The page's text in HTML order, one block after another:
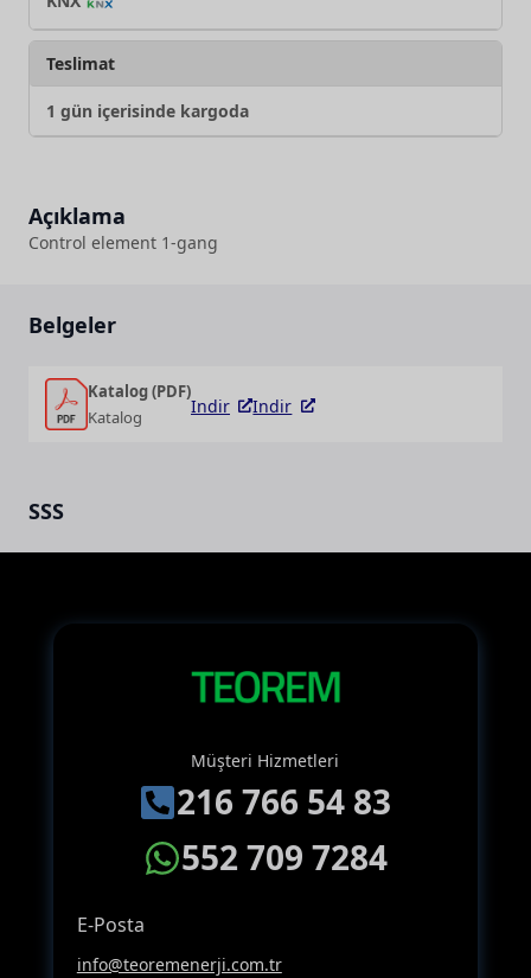
Belgeler
Katalog (PDF)
Katalog
Indir Indir
SSS
Teslimat
1 gün içerisinde kargoda
Açıklama
Control element 1-gang
Müşteri Hizmetleri
216 766 54 83
552 709 7284
E-Posta
info@teoremenerji.com.tr